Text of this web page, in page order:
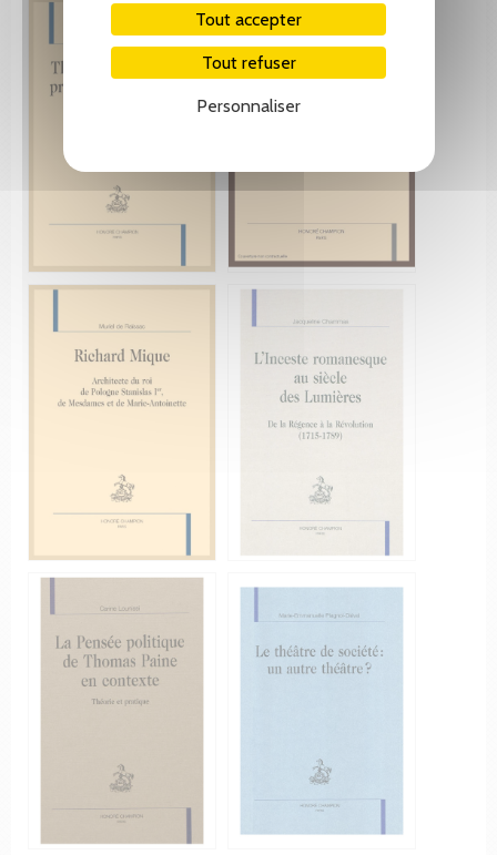
Tout accepter
Tout refuser
Personnaliser